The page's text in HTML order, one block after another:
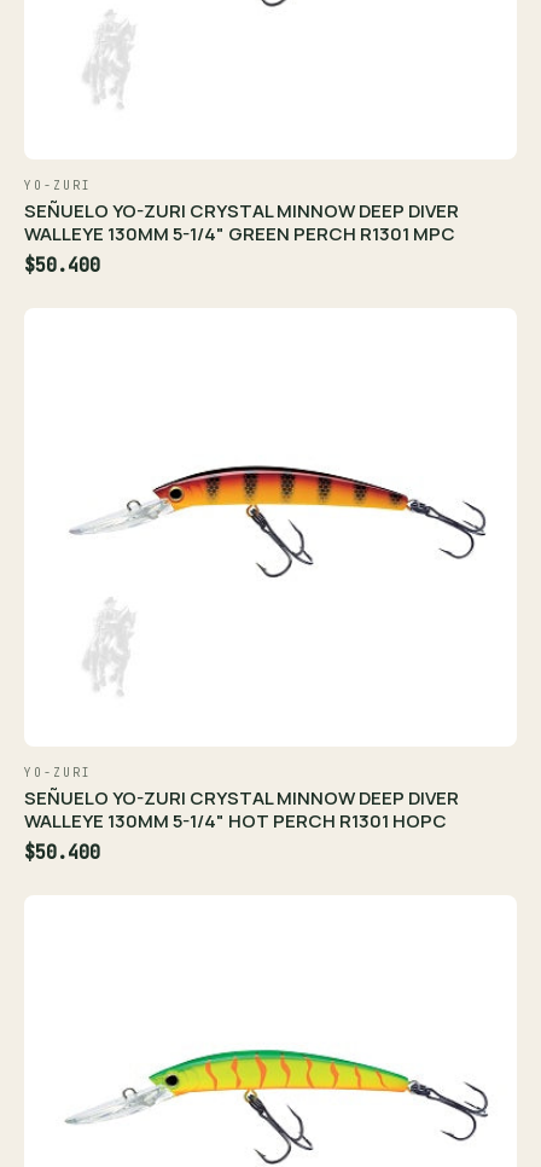
YO-ZURI
SEÑUELO YO-ZURI CRYSTAL MINNOW DEEP DIVER
WALLEYE 130MM 5-1/4" GREEN PERCH R1301 MPC
$50.400
YO-ZURI
SEÑUELO YO-ZURI CRYSTAL MINNOW DEEP DIVER
WALLEYE 130MM 5-1/4" HOT PERCH R1301 HOPC
$50.400